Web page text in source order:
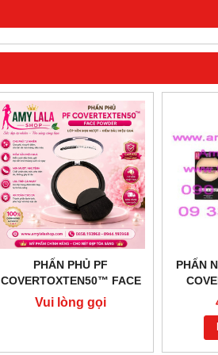
PHẤN PHỦ PF
COVERTOXTEN50™ FACE
POWDER NHẬP KHẨU MỸ -
0858193968 - 0944193968 -
Vui lòng gọi
PHẤN